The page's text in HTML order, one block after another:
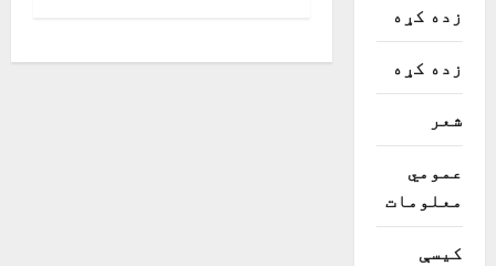
t
زده کړه
زده کړه
شعر
عمومي
معلومات
کیسې